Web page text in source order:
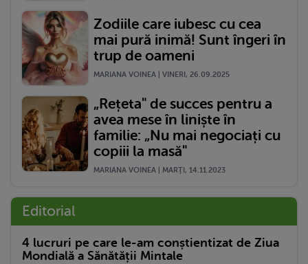
Zodiile care iubesc cu cea
mai pură inimă! Sunt îngeri în
trup de oameni
MARIANA VOINEA | VINERI, 26.09.2025
„Rețeta" de succes pentru a
avea mese în liniște în
familie: „Nu mai negociați cu
copiii la masă"
MARIANA VOINEA | MARŢI, 14.11.2023
Editorial
4 lucruri pe care le-am conștientizat de Ziua
Mondială a Sănătății Mintale